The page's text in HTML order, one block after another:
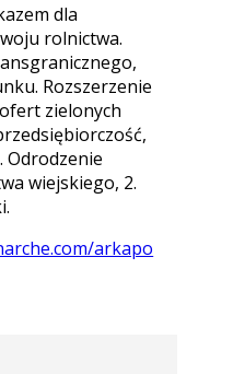
dla
rolnictwa.
Rozszerzenie
zielonych
Odrodzenie
wiejskiego, 2.
arkapo